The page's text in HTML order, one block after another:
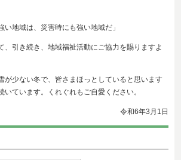
地域は、災害時にも強い地域だ」
引き続き、地域福祉活動にご協力を賜りますよ
少ない冬で、皆さまほっとしていると思います
いています。くれぐれもご自愛ください。
令和6年3 月1日